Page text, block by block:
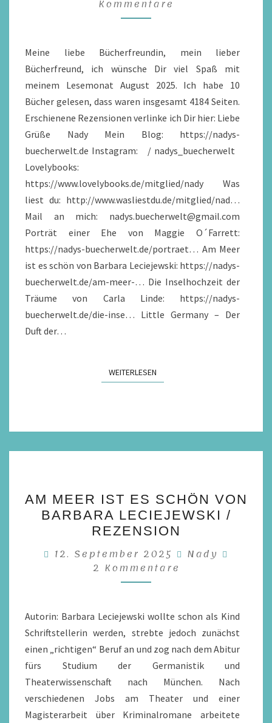
VIDEO
Kommentare
Meine liebe Bücherfreundin, mein lieber
Bücherfreund, ich wünsche Dir viel Spaß mit
meinem Lesemonat August 2025. Ich habe 10
Bücher gelesen, dass waren insgesamt 4184 Seiten.
Erschienene Rezensionen verlinke ich Dir hier: Liebe
Grüße Nady Mein Blog: https://nadys-
buecherwelt.de Instagram: / nadys_buecherwelt
Lovelybooks:
https://www.lovelybooks.de/mitglied/nady Was
liest du: http://www.wasliestdu.de/mitglied/nad…
Mail an mich: nadys.buecherwelt@gmail.com
Porträt einer Ehe von Maggie O´Farrett:
https://nadys-buecherwelt.de/portraet… Am Meer
ist es schön von Barbara Leciejewski: https://nadys-
buecherwelt.de/am-meer-… Die Inselhochzeit der
Träume von Carla Linde: https://nadys-
buecherwelt.de/die-inse… Little Germany – Der
Duft der…
WEITERLESENWEITERLESEN
MEER
IST
ES
SCHÖN
VON
BARBARA
/
REZENSION
AM MEER IST ES SCHÖN VON
BARBARA LECIEJEWSKI /
REZENSION
12. September 2025 Nady
2 Kommentare
Autorin: Barbara Leciejewski wollte schon als Kind
Schriftstellerin werden, strebte jedoch zunächst
einen „richtigen“ Beruf an und zog nach dem Abitur
fürs Studium der Germanistik und
Theaterwissenschaft nach München. Nach
verschiedenen Jobs am Theater und einer
Magisterarbeit über Kriminalromane arbeitete